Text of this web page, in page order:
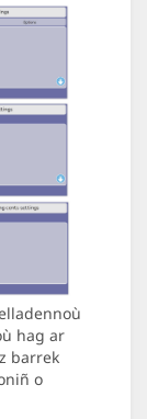
hag ar
barrek
o